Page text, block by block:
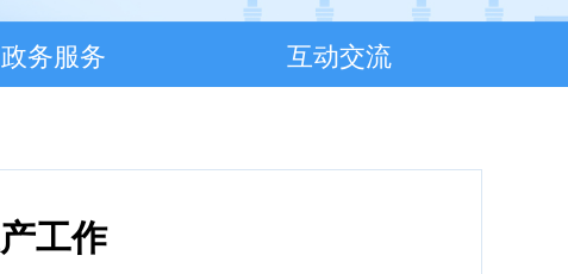
政务服务 互动交流
工作